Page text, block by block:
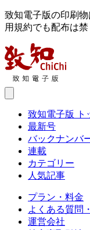
致知電子版の印刷
用規約でも配布は禁
致知電子版 ト
最新号
バックナンバ
連載
カテゴリー
人気記事
プラン・料金
よくある質問
運営会社